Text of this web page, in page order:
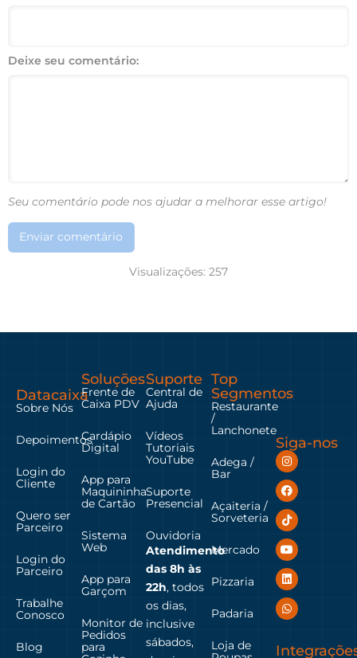
Deixe seu comentário:
Seu comentário pode nos ajudar a melhorar esse artigo!
Enviar comentário
Visualizações: 257
Datacaixa
Sobre Nós
Depoimentos
Login do
Cliente
Quero ser
Parceiro
Login do
Parceiro
Trabalhe
Conosco
Blog
Soluções
Frente de
Caixa PDV
Cardápio
Digital
App para
Maquininha
de Cartão
Sistema
Web
App para
Garçom
Monitor de
Pedidos
para
Suporte
Central de
Ajuda
Vídeos
Tutoriais
YouTube
Suporte
Presencial
Ouvidoria
Atendimento
das 8h às
22h, todos
os dias,
inclusive
sábados,
Top
Segmentos
Restaurante
/
Lanchonete
Adega /
Bar
Açaiteria /
Sorveteria
Mercado
Pizzaria
Padaria
Loja de
Siga-nos